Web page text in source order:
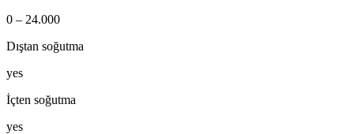
0 – 24.000
Dıştan soğutma
yes
İçten soğutma
yes